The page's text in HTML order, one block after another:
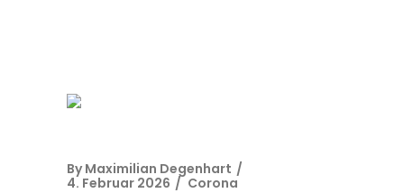
By Maximilian Degenhart
4. Februar 2026
Corona